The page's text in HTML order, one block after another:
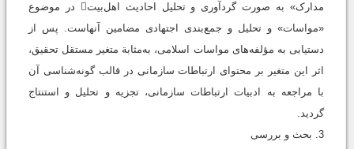
مدارک» به صورت گردآوری و تحلیل احادیث اهل‌بیت‌ در موضوع
«مواسات» و تحلیل و جمع‌بندی اجتهادی مضامین آنهاست. پس از
دستیابی به مؤلفه‌های مواسات اسلامی، به‌مثابة متغیر مستقل تحقیق،
اثر این متغیر بر محتوای ارتباطات سازمانی در قالب گونه‌شناسی آن
با مراجعه به ادبیات ارتباطات سازمانی، تجزیه و تحلیل و استنتاج
گردید.
3. بحث و بررسی